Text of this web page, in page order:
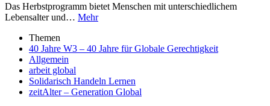
Das Herbstprogramm bietet Menschen mit unterschiedlichem
Lebensalter und… Mehr
Themen
40 Jahre W3 – 40 Jahre für Globale Gerechtigkeit
Allgemein
arbeit global
Solidarisch Handeln Lernen
zeitAlter – Generation Global